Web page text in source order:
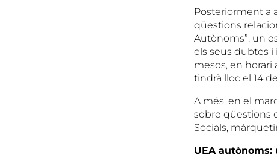
Posteriorment a
qüestions
Autònoms”, un
els seus dubtes i
mesos, en horari
tindrà lloc el 14
A més, en el
sobre qüestions
Socials,
UEA